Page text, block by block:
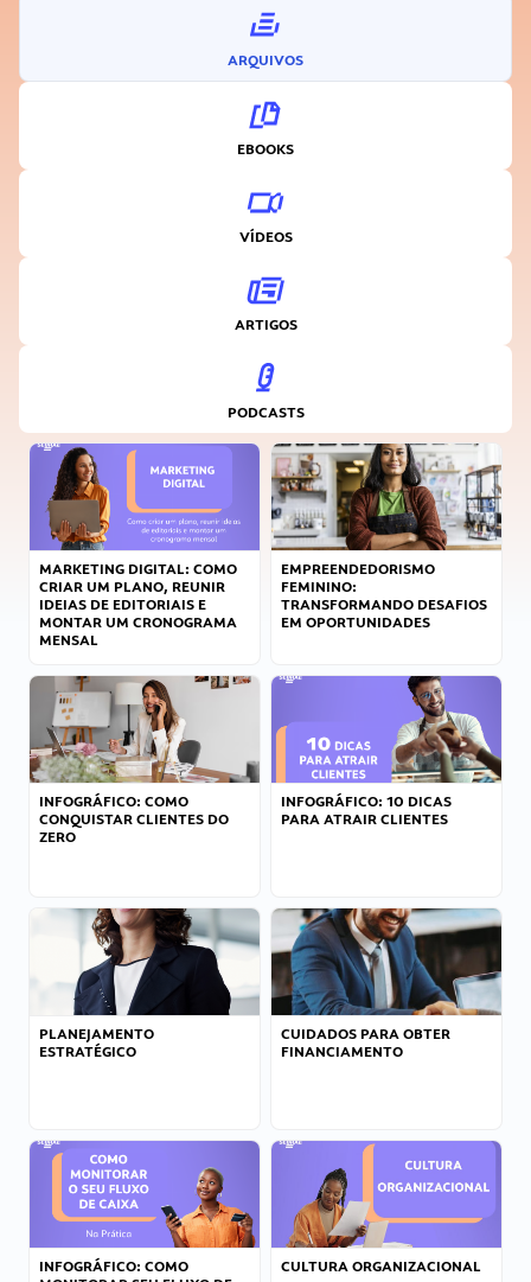
ARQUIVOS
EBOOKS
VÍDEOS
ARTIGOS
PODCASTS
MARKETING DIGITAL: COMO
CRIAR UM PLANO, REUNIR
IDEIAS DE EDITORIAIS E
MONTAR UM CRONOGRAMA
MENSAL
EMPREENDEDORISMO
FEMININO:
TRANSFORMANDO DESAFIOS
EM OPORTUNIDADES
INFOGRÁFICO: COMO
CONQUISTAR CLIENTES DO
ZERO
INFOGRÁFICO: 10 DICAS
PARA ATRAIR CLIENTES
PLANEJAMENTO
ESTRATÉGICO
CUIDADOS PARA OBTER
FINANCIAMENTO
INFOGRÁFICO: COMO
CULTURA ORGANIZACIONAL